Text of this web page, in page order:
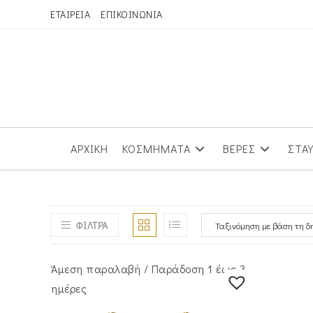
ΕΤΑΙΡΕΙΑ ΕΠΙΚΟΙΝΩΝΙΑ
ΑΡΧΙΚΗ ΚΟΣΜΗΜΑΤΑ ΒΕΡΕΣ
ΦΙΛΤΡΑ
Άμεση παραλαβή / Παράδoση 1 έως 3
ημέρες